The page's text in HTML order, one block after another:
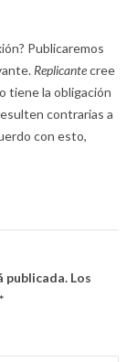
Publicaremos
Replicantecree
tiene la obligación
contrarias a
con esto,
publicada. Los
*